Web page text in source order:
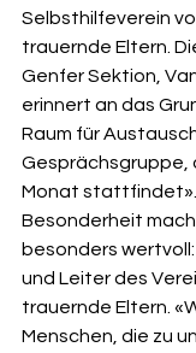
Selbsthilfeverein
trauernde Eltern.
Genfer Sektion,
erinnert an das
Raum für
Gesprächsgruppe,
Monat stattfindet».
Besonderheit
besonders
und Leiter des
trauernde Eltern.
Menschen, die zu